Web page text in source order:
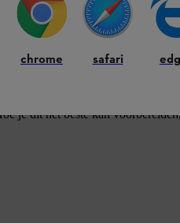
de paar weken gesnoeid
en gereedschap
je dit het beste kan
chrome safari